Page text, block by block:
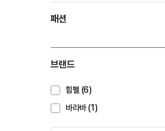
패션
브랜드
힘펠 (6)
바라바 (1)